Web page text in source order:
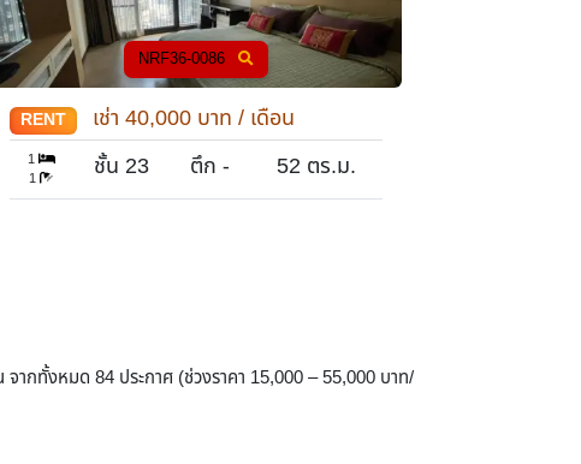
NRF36-0024
RENT เช่า 38,000บาท / เดือน
1
1
ชั้น 10 ตึก - 51 ตร.ม.
ากทั้งหมด 84 ประกาศ (ช่วงราคา 15,000 – 55,000 บาท/